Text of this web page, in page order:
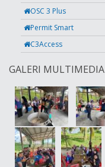
OSC 3 Plus
Permit Smart
C3Access
GALERI MULTIMEDIA